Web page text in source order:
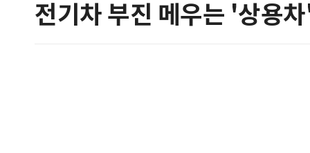
전기차 부진 메우는 '상용